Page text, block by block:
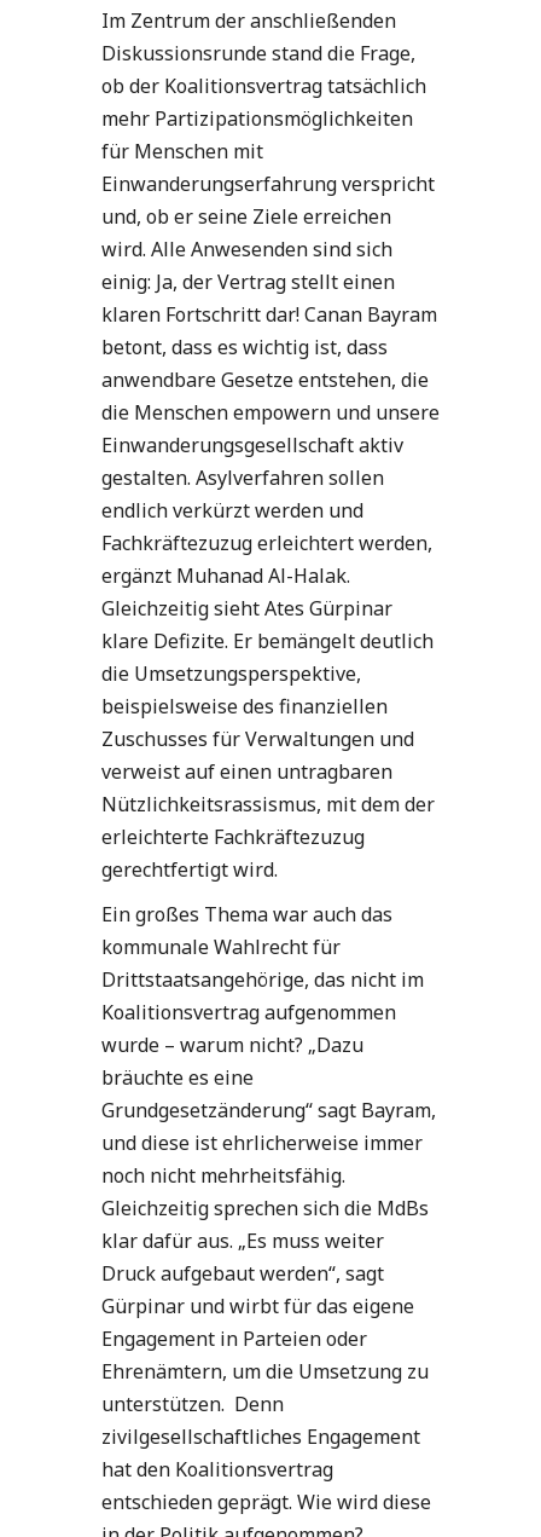
Im Zentrum der anschließenden
Diskussionsrunde stand die Frage,
ob der Koalitionsvertrag tatsächlich
mehr Partizipationsmöglichkeiten
für Menschen mit
Einwanderungserfahrung verspricht
und, ob er seine Ziele erreichen
wird. Alle Anwesenden sind sich
einig: Ja, der Vertrag stellt einen
klaren Fortschritt dar! Canan Bayram
betont, dass es wichtig ist, dass
anwendbare Gesetze entstehen, die
die Menschen empowern und unsere
Einwanderungsgesellschaft aktiv
gestalten. Asylverfahren sollen
endlich verkürzt werden und
Fachkräftezuzug erleichtert werden,
ergänzt Muhanad Al-Halak.
Gleichzeitig sieht Ates Gürpinar
klare Defizite. Er bemängelt deutlich
die Umsetzungsperspektive,
beispielsweise des finanziellen
Zuschusses für Verwaltungen und
verweist auf einen untragbaren
Nützlichkeitsrassismus, mit dem der
erleichterte Fachkräftezuzug
gerechtfertigt wird.
Ein großes Thema war auch das
kommunale Wahlrecht für
Drittstaatsangehörige, das nicht im
Koalitionsvertrag aufgenommen
wurde – warum nicht? „Dazu
bräuchte es eine
Grundgesetzänderung“ sagt Bayram,
und diese ist ehrlicherweise immer
noch nicht mehrheitsfähig.
Gleichzeitig sprechen sich die MdBs
klar dafür aus. „Es muss weiter
Druck aufgebaut werden“, sagt
Gürpinar und wirbt für das eigene
Engagement in Parteien oder
Ehrenämtern, um die Umsetzung zu
unterstützen. Denn
zivilgesellschaftliches Engagement
hat den Koalitionsvertrag
entschieden geprägt. Wie wird diese